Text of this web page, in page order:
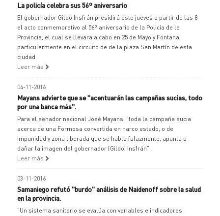
La policía celebra sus 56º aniversario
El gobernador Gildo Insfrán presidirá este jueves a partir de las 8
el acto conmemorativo al 56º aniversario de la Policía de la
Provincia, el cual se llevara a cabo en 25 de Mayo y Fontana,
particularmente en el circuito de de la plaza San Martín de esta
ciudad.
Leer más
04-11-2016
Mayans advierte que se "acentuarán las campañas sucias, todo
por una banca más".
Para el senador nacional José Mayans, "toda la campaña sucia
acerca de una Formosa convertida en narco estado, o de
impunidad y zona liberada que se habla falazmente, apunta a
dañar la imagen del gobernador (Gildo) Insfrán".
Leer más
03-11-2016
Samaniego refutó "burdo" análisis de Naidenoff sobre la salud
en la provincia.
"Un sistema sanitario se evalúa con variables e indicadores